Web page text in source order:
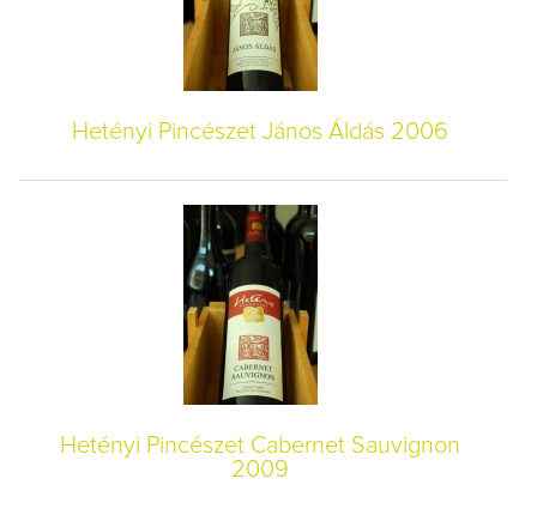
Hetényi Pincészet János Áldás 2006
Hetényi Pincészet Cabernet Sauvignon
2009